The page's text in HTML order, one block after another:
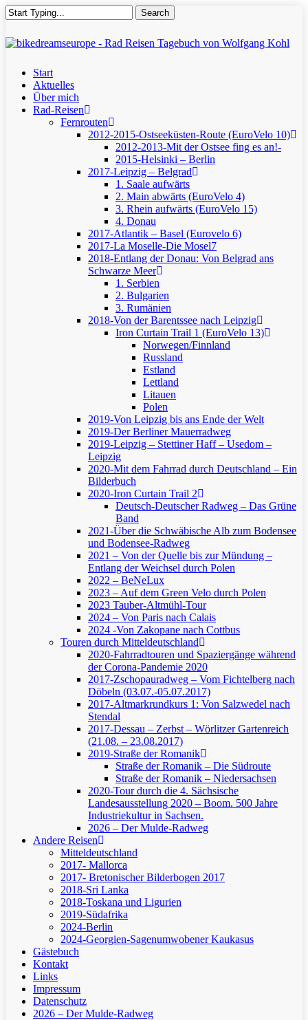
Skip
to
main
content
Search
Close
Menu
Start
Aktuelles
Über mich
Rad-Reisen
Fernrouten
2012-2015-Ostseeküsten-Route (EuroVelo 10)
2012-2013-Mit der Ostsee fing es an!-
2015-Helsinki – Berlin
2017-Leipzig – Belgrad
1. Saale aufwärts
2. Main abwärts (EuroVelo 4)
3. Rhein aufwärts (EuroVelo 15)
4. Donau
2017-Atlantik – Basel (Eurovelo 6)
2017-La Moselle-Die Mosel7
2018-Entlang der Donau: Von Belgrad ans
Schwarze Meer
1. Serbien
2. Bulgarien
3. Rumänien
2018-Von der Barentssee nach Leipzig
Iron Curtain Trail 1 (EuroVelo 13)
Norwegen/Finnland
Russland
Estland
Lettland
Litauen
Polen
2019-Von Leipzig bis ans Ende der Welt
2019-Der Berliner Mauerradweg
2019-Leipzig – Stettiner Haff – Usedom –
Leipzig
2020-Mit dem Fahrrad durch Deutschland – Ein
Bilderbuch
2020-Iron Curtain Trail 2
Deutsch-Deutscher Radweg – Das Grüne
Band
2021-Über die Schwäbische Alb zum Bodensee
und Bodensee-Radweg
2021 – Von der Quelle bis zur Mündung –
Entlang der Weichsel durch Polen
2022 – BeNeLux
2023 – Auf dem Green Velo durch Polen
2023 Tauber-Altmühl-Tour
2024 – Von Paris nach Calais
2024 -Von Zakopane nach Cottbus
Touren durch Mitteldeutschland
2020-Fahrradtouren und Spaziergänge während
der Corona-Pandemie 2020
2017-Zschopauradweg – Vom Fichtelberg nach
Döbeln (03.07.-05.07.2017)
2017-Altmarkrundkurs 1: Von Salzwedel nach
Stendal
2017-Dessau – Zerbst – Wörlitzer Gartenreich
(21.08. – 23.08.2017)
2019-Straße der Romanik
Straße der Romanik – Die Südroute
Straße der Romanik – Niedersachsen
2020-Tour durch die 4. Sächsische
Landesausstellung 2020 – Boom. 500 Jahre
Industriekultur in Sachsen.
2026 – Der Mulde-Radweg
Andere Reisen
Mitteldeutschland
2017- Mallorca
2017- Bretonischer Bilderbogen 2017
2018-Sri Lanka
2018-Toskana und Ligurien
2019-Südafrika
2024-Berlin
2024-Georgien-Sagenumwobener Kaukasus
Gästebuch
Kontakt
Links
Impressum
Datenschutz
2026 – Der Mulde-Radweg